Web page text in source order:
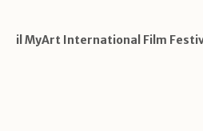
il MyArt International Film